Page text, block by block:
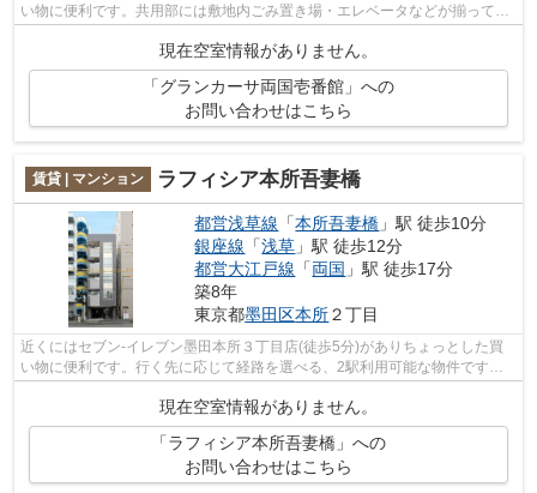
い物に便利です。共用部には敷地内ごみ置き場・エレベータなどが揃ってお
ります。こちらの物件では初期費用を...
現在空室情報がありません。
「グランカーサ両国壱番館」への
お問い合わせはこちら
賃貸 | マンション ラフィシア本所吾妻橋
都営浅草線 「本所吾妻橋 」駅 徒歩10分
銀座線 「浅草 」駅 徒歩12分
都営大江戸線 「両国 」駅 徒歩17分
築8年
東京都墨田区本所２丁目
近くにはセブン-イレブン墨田本所３丁目店(徒歩5分)がありちょっとした買
い物に便利です。行く先に応じて経路を選べる、2駅利用可能な物件です。
現在空室情報がありません。
「ラフィシア本所吾妻橋」への
お問い合わせはこちら